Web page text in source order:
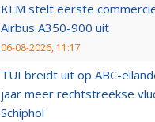
KLM stelt eerste
Airbus A350-900 uit
06-08-2026, 11:17
TUI breidt uit op ABC-
jaar meer rechtstreekse
Schiphol